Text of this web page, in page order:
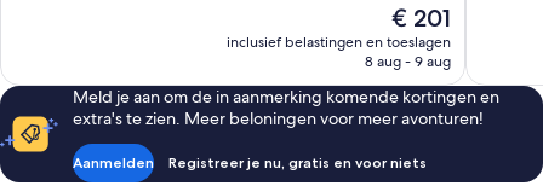
beoordelingen
De
prijs
is
€ 201
inclusief belastingen en toeslagen
8 aug - 9 aug
Meld je aan om de in aanmerking komende kortingen en
extra's te zien. Meer beloningen voor meer avonturen!
Aanmelden Registreer je nu, gratis en voor niets